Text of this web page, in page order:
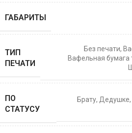
ГАБАРИТЫ
ТИП
ПЕЧАТИ
Без печати,
Вафельная бумага
ПО
СТАТУСУ
Брату, Дедушке,